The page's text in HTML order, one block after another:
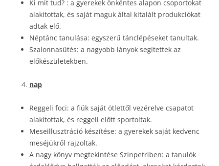
Ki mit tud? : a gyerekek önkéntes alapon csoportokat
alakítottak, és saját maguk által kitalált produkciókat
adtak elő.
Néptánc tanulása: egyszerű tánclépéseket tanultak.
Szalonnasütés: a nagyobb lányok segítettek az
előkészületekben.
nap
Reggeli foci: a fiúk saját ötlettől vezérelve csapatot
alakítottak, és reggeli előtt sportoltak.
Meseillusztráció készítése: a gyerekek saját kedvenc
meséjükről rajzoltak.
A nagy könyv megtekintése Szinpetriben: a tanulók